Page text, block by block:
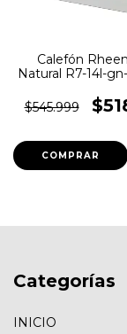
Calefón
Natural R7-14l-
Tipo De
$545.999
Categorías
INICIO